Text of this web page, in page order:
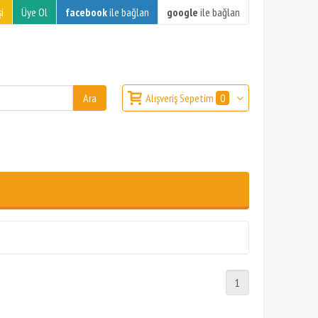
Üye Ol facebookile bağlan google ile bağlan
Alışveriş Sepetim 0
1